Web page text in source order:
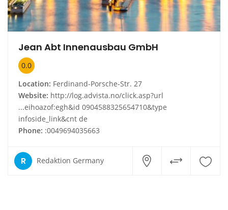
Jean Abt Innenausbau GmbH
0.0
Location: Ferdinand-Porsche-Str. 27
Website: http://log.advista.no/click.asp?url
...eihoazof:egh&id 0904588325654710&type
infoside_link&cnt de
Phone: :0049694035663
R Redaktion Germany